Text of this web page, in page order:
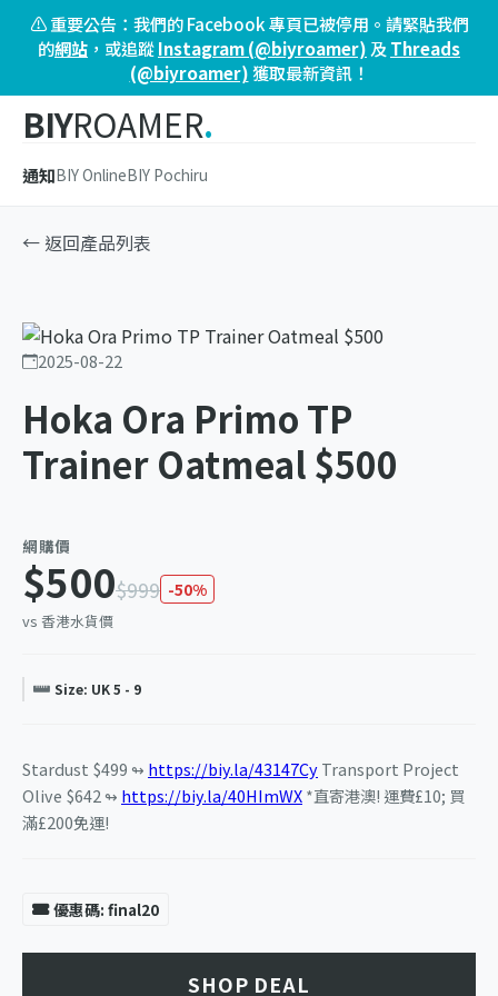
⚠️ 重要公告：我們的 Facebook 專頁已被停用。請緊貼我們
的網站 ，或追蹤Instagram (@biyroamer) 及 Threads
(@biyroamer)獲取最新資訊！
BIYROAMER.
通知BIY OnlineBIY Pochiru
← 返回產品列表
2025-08-22
Hoka Ora Primo TP
Trainer Oatmeal $500
網購價
$500$999 -50%
vs 香港水貨價
Size: UK 5 - 9
Stardust $499 ↬ https://biy.la/43147CyTransport Project
Olive $642 ↬ https://biy.la/40HImWX*直寄港澳! 運費£10; 買
滿£200免運!
優惠碼: final20
SHOP DEAL